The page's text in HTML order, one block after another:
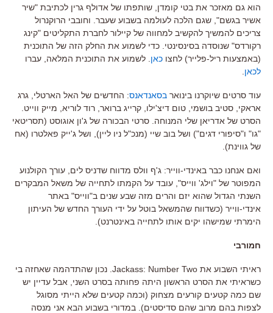
הוא גם מאזכר את בטי קומדן, שותפתו של אדולף גרין לכתיבת "שיר
אשיר בגשם", שגם הלכה לעולמה בשבוע שעבר. וחובבי הרוקנרול
צריכים להמשיך להקשיב למחווה של קיילור לחברת התקליטים "קינג
רקורדס" שנוסדה בסינסינטי. כדי לשמוע את החלק הזה של התוכנית
(באמצעות ריל-פלייר) לחצו כאן . לשמוע את התוכנית המלאה, עברו
לכאן
עוד סרטים שיוקרנו בינואר בסאנדאנס: החדשים של האל הארטלי, גרג
אראקי, סטיב בושמי, טום דיצ'ילו, קרייג ברואר, רוד לוריא, מייק ווייט.
הסרט של אדריאן שלי המנוחה. סרטי הבכורה של ג'ון אוגוסט (תסריטאי
"גו" ו"סיפורי דגים") ושל בוב שיי (מנכ"ל ניו ליין), ושל ג'ייק פאלטרו (אח
של גווינת).
ואם אנחנו כבר באינדי-ווייר: ג'ף וולס מדווח שדניס לים, עורך הקולנוע
המפוטר של "וילג' ווייס", עובד על הקמתו לתחייה של משאל המבקרים
השנתי הגדול שהוא יזם והרים מזה שבע שנים ב"ווייס" באתר
אינדי-ווייר (כשדווח שהמשאל בוטל על ידי העורך החדש של העיתון
הימרתי שמישהו יקים אותו לתחייה באינטרנט).
חמורבי
ראיתי השבוע את Jackass: Number Two. נכון שהתדהמה שאחזה בי
כשראיתי את הסרט הראשון היתה פחותה בסרט השני, אבל עדיין יש
שם כמה קטעים קורעים מצחוק (וכמה קטעים שלא הייתי מסוגל
לצפות בהם מרוב שהם סדיסטים). במדורי בשבוע הבא אני מנסה